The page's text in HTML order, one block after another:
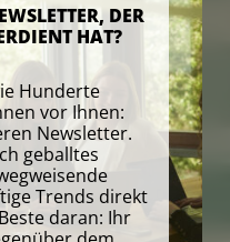
DER
HAT?
Hunderte
vor Ihnen:
Newsletter.
geballtes
Trends direkt
daran: Ihr